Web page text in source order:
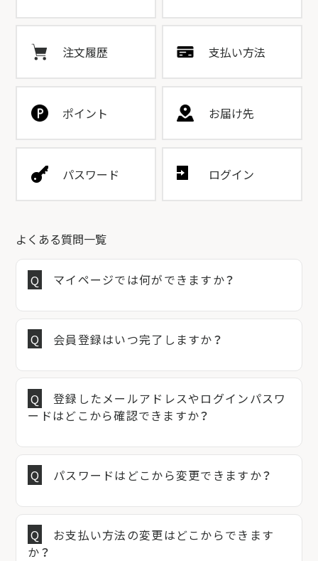
注文履歴 支払い方法
ポイント お届け先
パスワード ログイン
よくある質問一覧
マイページでは何ができますか？
会員登録はいつ完了しますか？
登録したメールアドレスやログインパスワ
ードはどこから確認できますか？
パスワードはどこから変更できますか？
お支払い方法の変更はどこからできます
か？